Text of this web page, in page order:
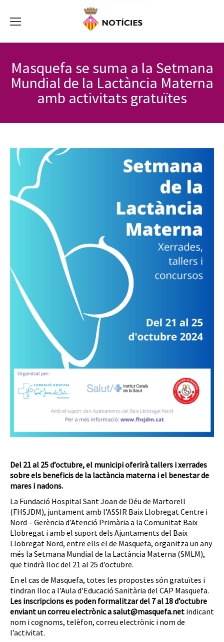
Masquefa se suma a la Setmana
Mundial de la Lactància Materna
amb activitats gratuïtes
Del 21 al 25 d’octubre, el municipi oferirà tallers i xerrades
sobre els beneficis de la lactància materna i el benestar de
mares i nadons.
La Fundació Hospital Sant Joan de Déu de Martorell
(FHSJDM), juntament amb l’ASSIR Baix Llobregat Centre i
Nord – Gerència d’Atenció Primària a la Comunitat Baix
Llobregat i amb el suport dels Ajuntaments del Baix
Llobregat Nord, entre ells el de Masquefa, organitza un any
més la Setmana Mundial de la Lactància Materna (SMLM),
que tindrà lloc del 21 al 25 d’octubre.
En el cas de Masquefa, totes les propostes són gratuïtes i
tindran lloc a l’Aula d’Educació Sanitària del CAP Masquefa.
Les inscripcions es poden formalitzar del 7 al 18 d’octubre
enviant un correu electrònic a salut@masquefa.net indicant
nom i cognoms, telèfon, correu electrònic i nom de
l’activitat.